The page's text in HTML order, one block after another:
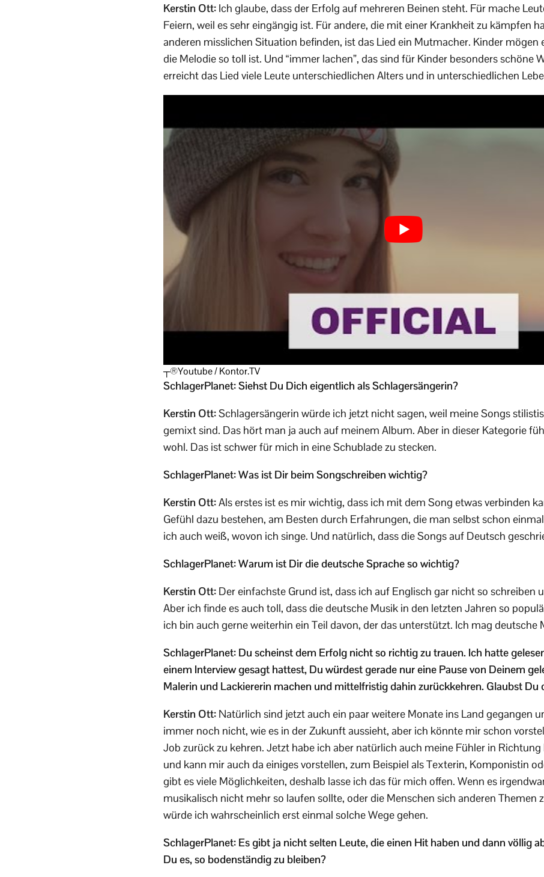
Kerstin Ott: Ich glaube, dass der Erfolg auf mehreren Beinen steht. Für mache
Feiern, weil es sehr eingängig ist. Für andere, die mit einer Krankheit zu kämpfen
anderen misslichen Situation befinden, ist das Lied ein Mutmacher. Kinder mögen
die Melodie so toll ist. Und “immer lachen”, das sind für Kinder besonders schöne
erreicht das Lied viele Leute unterschiedlichen Alters und in unterschiedlichen
┬®Youtube / Kontor.TV
SchlagerPlanet: Siehst Du Dich eigentlich als Schlagersängerin?
Kerstin Ott:Schlagersängerin würde ich jetzt nicht sagen, weil meine Songs
gemixt sind. Das hört man ja auch auf meinem Album. Aber in dieser Kategorie
wohl. Das ist schwer für mich in eine Schublade zu stecken.
SchlagerPlanet: Was ist Dir beim Songschreiben wichtig?
Kerstin Ott:Als erstes ist es mir wichtig, dass ich mit dem Song etwas verbinden
Gefühl dazu bestehen, am Besten durch Erfahrungen, die man selbst schon
ich auch weiß, wovon ich singe. Und natürlich, dass die Songs auf Deutsch
SchlagerPlanet: Warum ist Dir die deutsche Sprache so wichtig?
Kerstin Ott: Der einfachste Grund ist, dass ich auf Englisch gar nicht so schreiben
Aber ich finde es auch toll, dass die deutsche Musik in den letzten Jahren so
ich bin auch gerne weiterhin ein Teil davon, der das unterstützt. Ich mag deutsche
SchlagerPlanet: Du scheinst dem Erfolg nicht so richtig zu trauen. Ich hatte
einem Interview gesagt hattest, Du würdest gerade nur eine Pause von Deinem
Malerin und Lackiererin machen und mittelfristig dahin zurückkehren. Glaubst Du
Kerstin Ott: Natürlich sind jetzt auch ein paar weitere Monate ins Land gegangen
immer noch nicht, wie es in der Zukunft aussieht, aber ich könnte mir schon
Job zurück zu kehren. Jetzt habe ich aber natürlich auch meine Fühler in
und kann mir auch da einiges vorstellen, zum Beispiel als Texterin, Komponistin
gibt es viele Möglichkeiten, deshalb lasse ich das für mich offen. Wenn es
musikalisch nicht mehr so laufen sollte, oder die Menschen sich anderen Themen
würde ich wahrscheinlich erst einmal solche Wege gehen.
SchlagerPlanet: Es gibt ja nicht selten Leute, die einen Hit haben und dann völlig
Du es, so bodenständig zu bleiben?